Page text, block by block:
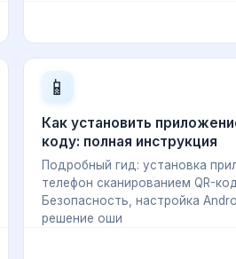
📱
Как установить
коду: полная инструкция
Подробный гид: установка
телефон сканированием QR-
Безопасность, настройка
решение оши